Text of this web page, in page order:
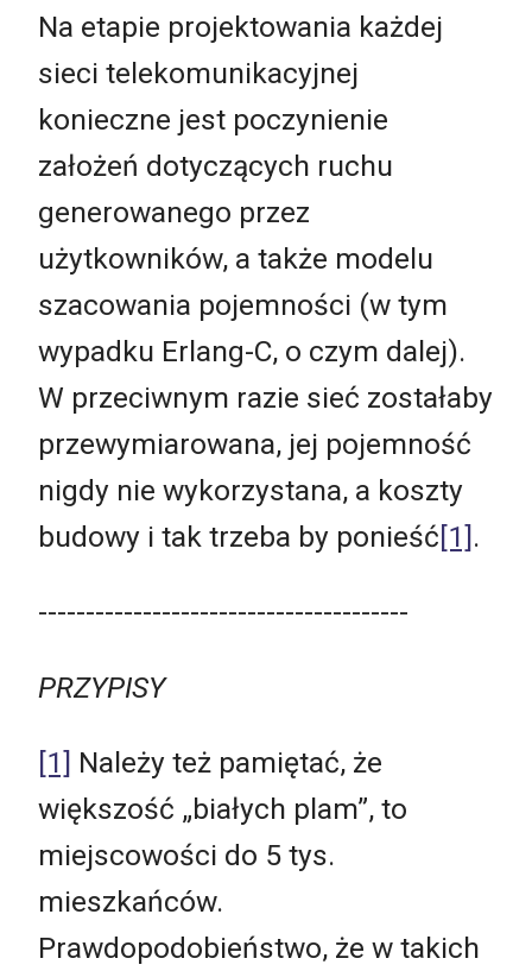
Na etapie projektowania każdej
sieci telekomunikacyjnej
konieczne jest poczynienie
założeń dotyczących ruchu
generowanego przez
użytkowników, a także modelu
szacowania pojemności (w tym
wypadku Erlang-C, o czym dalej).
W przeciwnym razie sieć zostałaby
przewymiarowana, jej pojemność
nigdy nie wykorzystana, a koszty
budowy i tak trzeba by ponieść[1] .
---------------------------------------
PRZYPISY
[1] Należy też pamiętać, że
większość „białych plam”, to
miejscowości do 5 tys.
mieszkańców.
Prawdopodobieństwo, że w takich